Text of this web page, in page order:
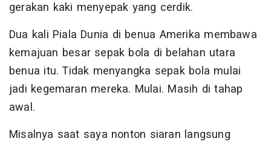
gerakan kaki menyepak yang cerdik.
Dua kali Piala Dunia di benua Amerika membawa
kemajuan besar sepak bola di belahan utara
benua itu. Tidak menyangka sepak bola mulai
jadi kegemaran mereka. Mulai. Masih di tahap
awal.
Misalnya saat saya nonton siaran langsung